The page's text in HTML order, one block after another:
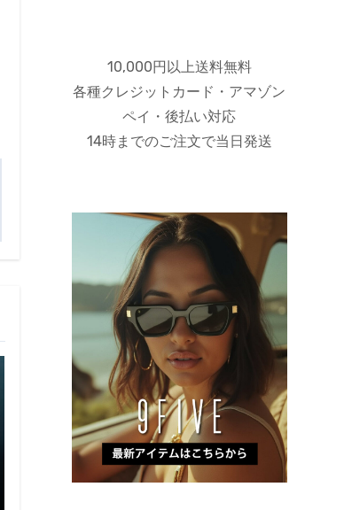
10,000円以上送料無料
各種クレジットカード・アマゾン
ペイ・後払い対応
14時までのご注文で当日発送